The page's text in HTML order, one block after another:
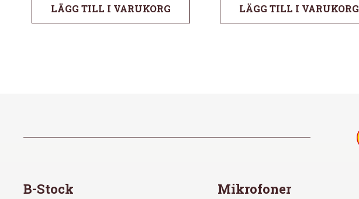
LÄGG TILL I VARUKORG LÄGG TILL I VARUKORG
B-Stock
Mikrofoner